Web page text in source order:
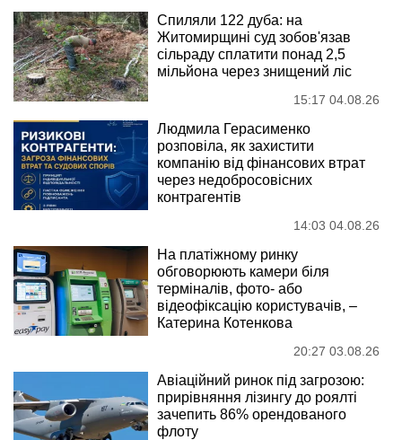
Спиляли 122 дуба: на
Житомирщині суд зобов'язав
сільраду сплатити понад 2,5
мільйона через знищений ліс
15:17 04.08.26
Людмила Герасименко
розповіла, як захистити
компанію від фінансових втрат
через недобросовісних
контрагентів
14:03 04.08.26
На платіжному ринку
обговорюють камери біля
терміналів, фото- або
відеофіксацію користувачів, –
Катерина Котенкова
20:27 03.08.26
Авіаційний ринок під загрозою:
прирівняння лізингу до роялті
зачепить 86% орендованого
флоту